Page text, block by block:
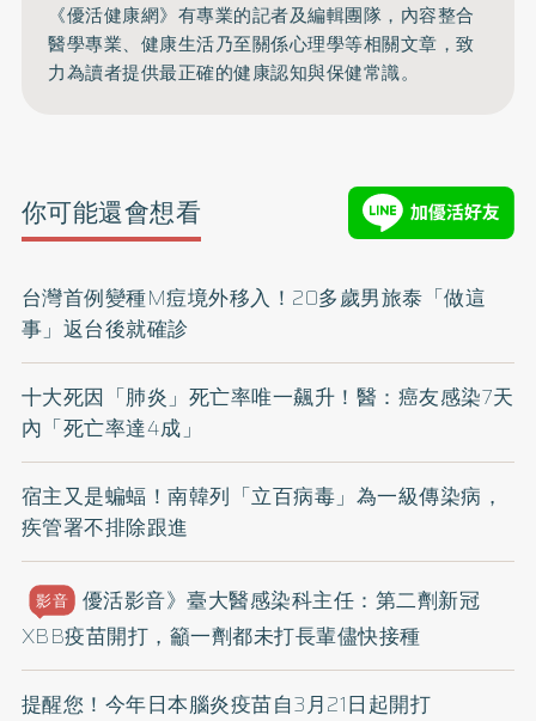
《優活健康網》有專業的記者及編輯團隊，內容整合
醫學專業、健康生活乃至關係心理學等相關文章，致
力為讀者提供最正確的健康認知與保健常識。
你可能還會想看
台灣首例變種M痘境外移入！20多歲男旅泰「做這
事」返台後就確診
十大死因「肺炎」死亡率唯一飆升！醫：癌友感染7天
內「死亡率達4成」
宿主又是蝙蝠！南韓列「立百病毒」為一級傳染病，
疾管署不排除跟進
影音
優活影音》臺大醫感染科主任：第二劑新冠
XBB疫苗開打，籲一劑都未打長輩儘快接種
提醒您！今年日本腦炎疫苗自3月21日起開打